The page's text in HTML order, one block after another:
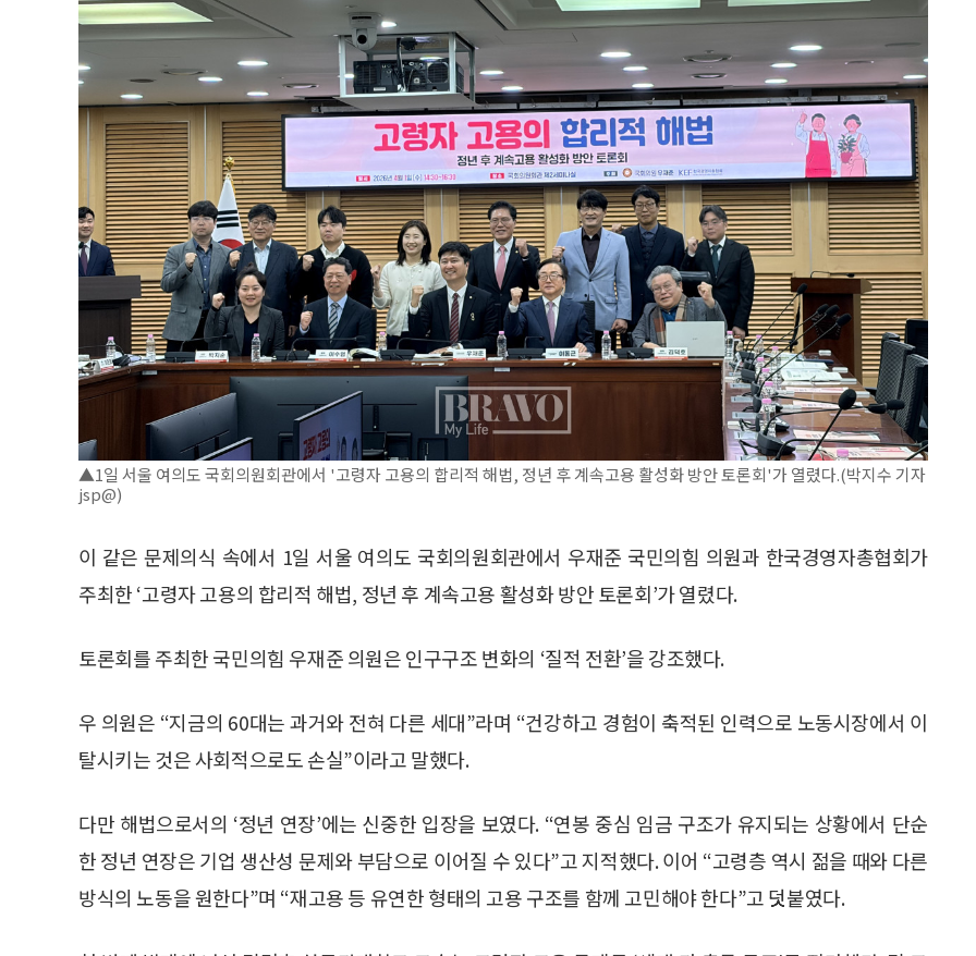
▲1일 서울 여의도 국회의원회관에서 '고령자 고용의 합리적 해법, 정년 후 계속고용 활성화 방안 토론회'가 열렸다.(박지수 기자
jsp@)
이 같은 문제의식 속에서 1일 서울 여의도 국회의원회관에서 우재준 국민의힘 의원과 한국경영자총협회가
주최한 ‘고령자 고용의 합리적 해법, 정년 후 계속고용 활성화 방안 토론회’가 열렸다.
토론회를 주최한 국민의힘 우재준 의원은 인구구조 변화의 ‘질적 전환’을 강조했다.
우 의원은 “지금의 60대는 과거와 전혀 다른 세대”라며 “건강하고 경험이 축적된 인력으로 노동시장에서 이
탈시키는 것은 사회적으로도 손실”이라고 말했다.
다만 해법으로서의 ‘정년 연장’에는 신중한 입장을 보였다. “연봉 중심 임금 구조가 유지되는 상황에서 단순
한 정년 연장은 기업 생산성 문제와 부담으로 이어질 수 있다”고 지적했다. 이어 “고령층 역시 젊을 때와 다른
방식의 노동을 원한다”며 “재고용 등 유연한 형태의 고용 구조를 함께 고민해야 한다”고 덧붙였다.